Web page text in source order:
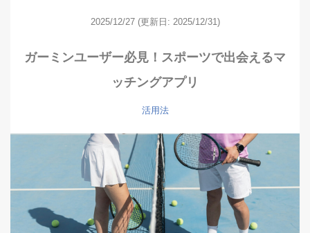
2025/12/27 (更新日: 2025/12/31)
ガーミンユーザー必見！スポーツで出会えるマ
ッチングアプリ
活用法